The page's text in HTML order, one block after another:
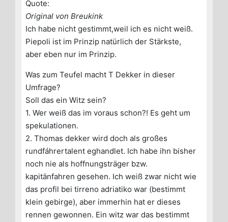
Quote:
Original von Breukink
Ich habe nicht gestimmt,weil ich es nicht weiß.
Piepoli ist im Prinzip natürlich der Stärkste,
aber eben nur im Prinzip.
Was zum Teufel macht T Dekker in dieser
Umfrage?
Soll das ein Witz sein?
1. Wer weiß das im voraus schon?! Es geht um
spekulationen.
2. Thomas dekker wird doch als großes
rundfáhrertalent eghandlet. Ich habe ihn bisher
noch nie als hoffnungsträger bzw.
kapitänfahren gesehen. Ich weiß zwar nicht wie
das profil bei tirreno adriatiko war (bestimmt
klein gebirge), aber immerhin hat er dieses
rennen gewonnen. Ein witz war das bestimmt